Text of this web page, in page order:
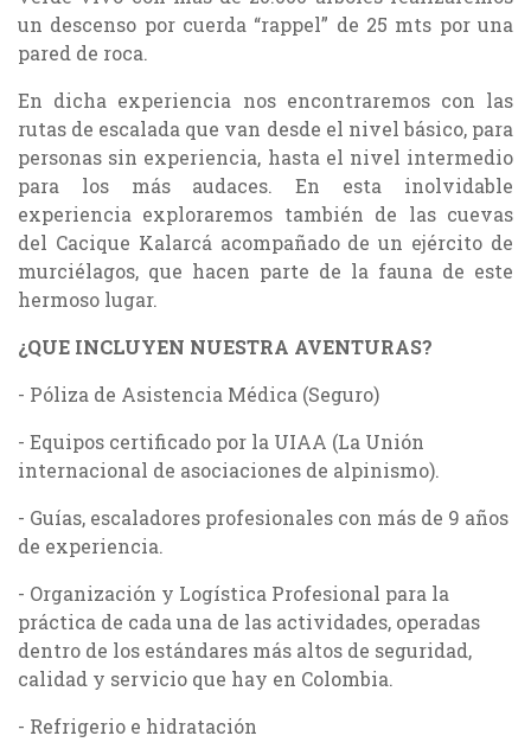
un descenso por cuerda “rappel” de 25 mts por una
pared de roca.
En dicha experiencia nos encontraremos con las
rutas de escalada que van desde el nivel básico, para
personas sin experiencia, hasta el nivel intermedio
para los más audaces. En esta inolvidable
experiencia exploraremos también de las cuevas
del Cacique Kalarcá acompañado de un ejército de
murciélagos, que hacen parte de la fauna de este
hermoso lugar.
¿QUE INCLUYEN NUESTRA AVENTURAS?
- Póliza de Asistencia Médica (Seguro)
- Equipos certificado por la UIAA (La Unión
internacional de asociaciones de alpinismo).
- Guías, escaladores profesionales con más de 9 años
de experiencia.
- Organización y Logística Profesional para la
práctica de cada una de las actividades, operadas
dentro de los estándares más altos de seguridad,
calidad y servicio que hay en Colombia.
- Refrigerio e hidratación